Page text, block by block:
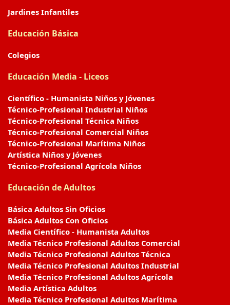
Jardines Infantiles
Educación Básica
Colegios
Educación Media - Liceos
Científico - Humanista Niños y Jóvenes
Técnico-Profesional Industrial Niños
Técnico-Profesional Técnica Niños
Técnico-Profesional Comercial Niños
Técnico-Profesional Marítima Niños
Artística Niños y Jóvenes
Técnico-Profesional Agrícola Niños
Educación de Adultos
Básica Adultos Sin Oficios
Básica Adultos Con Oficios
Media Científico - Humanista Adultos
Media Técnico Profesional Adultos Comercial
Media Técnico Profesional Adultos Técnica
Media Técnico Profesional Adultos Industrial
Media Técnico Profesional Adultos Agrícola
Media Artística Adultos
Media Técnico Profesional Adultos Marítima